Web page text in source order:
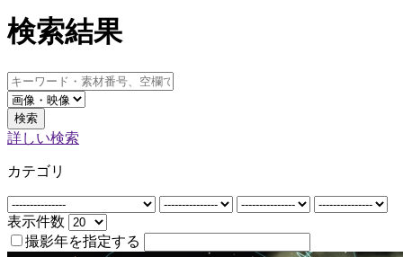
検索結果
検索
詳しい検索
カテゴリ
表示件数
撮影年を指定する